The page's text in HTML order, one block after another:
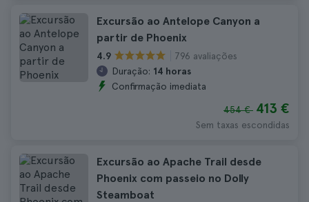
Excursão ao Antelope Canyon a
partir de Phoenix
4.9
796 avaliações
Duração: 14 horas
Confirmação imediata
454 € 413 €
Sem taxas escondidas
Excursão ao Apache Trail desde
Phoenix com passeio no Dolly
Steamboat